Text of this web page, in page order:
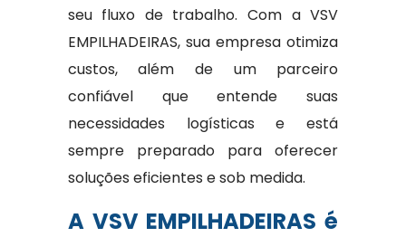
seu fluxo de trabalho. Com a VSV
EMPILHADEIRAS, sua empresa otimiza
custos, além de um parceiro
confiável que entende suas
necessidades logísticas e está
sempre preparado para oferecer
soluções eficientes e sob medida.
A VSV EMPILHADEIRAS é